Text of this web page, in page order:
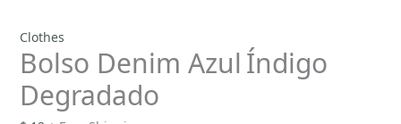
Clothes
Bolso Denim Azul Índigo
Degradado